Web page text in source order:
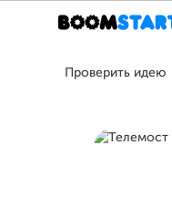
Проверить идею